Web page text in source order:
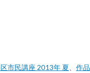
市民講座 2013年 夏 作品